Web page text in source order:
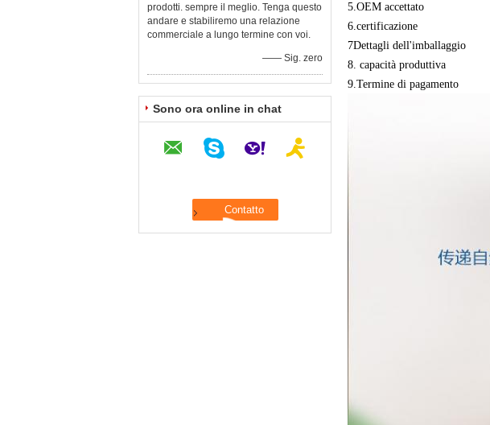
prodotti. sempre il meglio. Tenga questo
andare e stabiliremo una relazione
commerciale a lungo termine con voi.
—— Sig. zero
Sono ora online in chat
5.OEM accettato
6.certificazione
7Dettagli dell'imballaggio
8. capacità produttiva
9.Termine di pagamento